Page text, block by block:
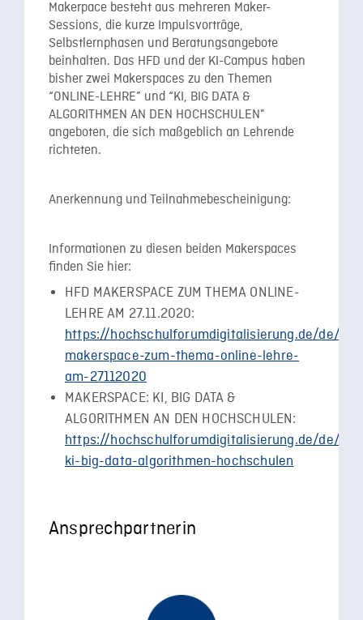
Makerpace besteht aus mehreren Maker-
Sessions, die kurze Impulsvorträge,
Selbstlernphasen und Beratungsangebote
beinhalten. Das HFD und der KI-Campus haben
bisher zwei Makerspaces zu den Themen
“ONLINE-LEHRE” und “KI, BIG DATA &
ALGORITHMEN AN DEN HOCHSCHULEN”
angeboten, die sich maßgeblich an Lehrende
richteten.
Anerkennung und Teilnahmebescheinigung:
Informationen zu diesen beiden Makerspaces
finden Sie hier:
HFD MAKERSPACE ZUM THEMA ONLINE-
LEHRE AM 27.11.2020:
https://hochschulforumdigitalisierung.de/de/
makerspace-zum-thema-online-lehre-
am-27112020
MAKERSPACE: KI, BIG DATA &
ALGORITHMEN AN DEN HOCHSCHULEN:
https://hochschulforumdigitalisierung.de/de/
ki-big-data-algorithmen-hochschulen
Ansprechpartnerin